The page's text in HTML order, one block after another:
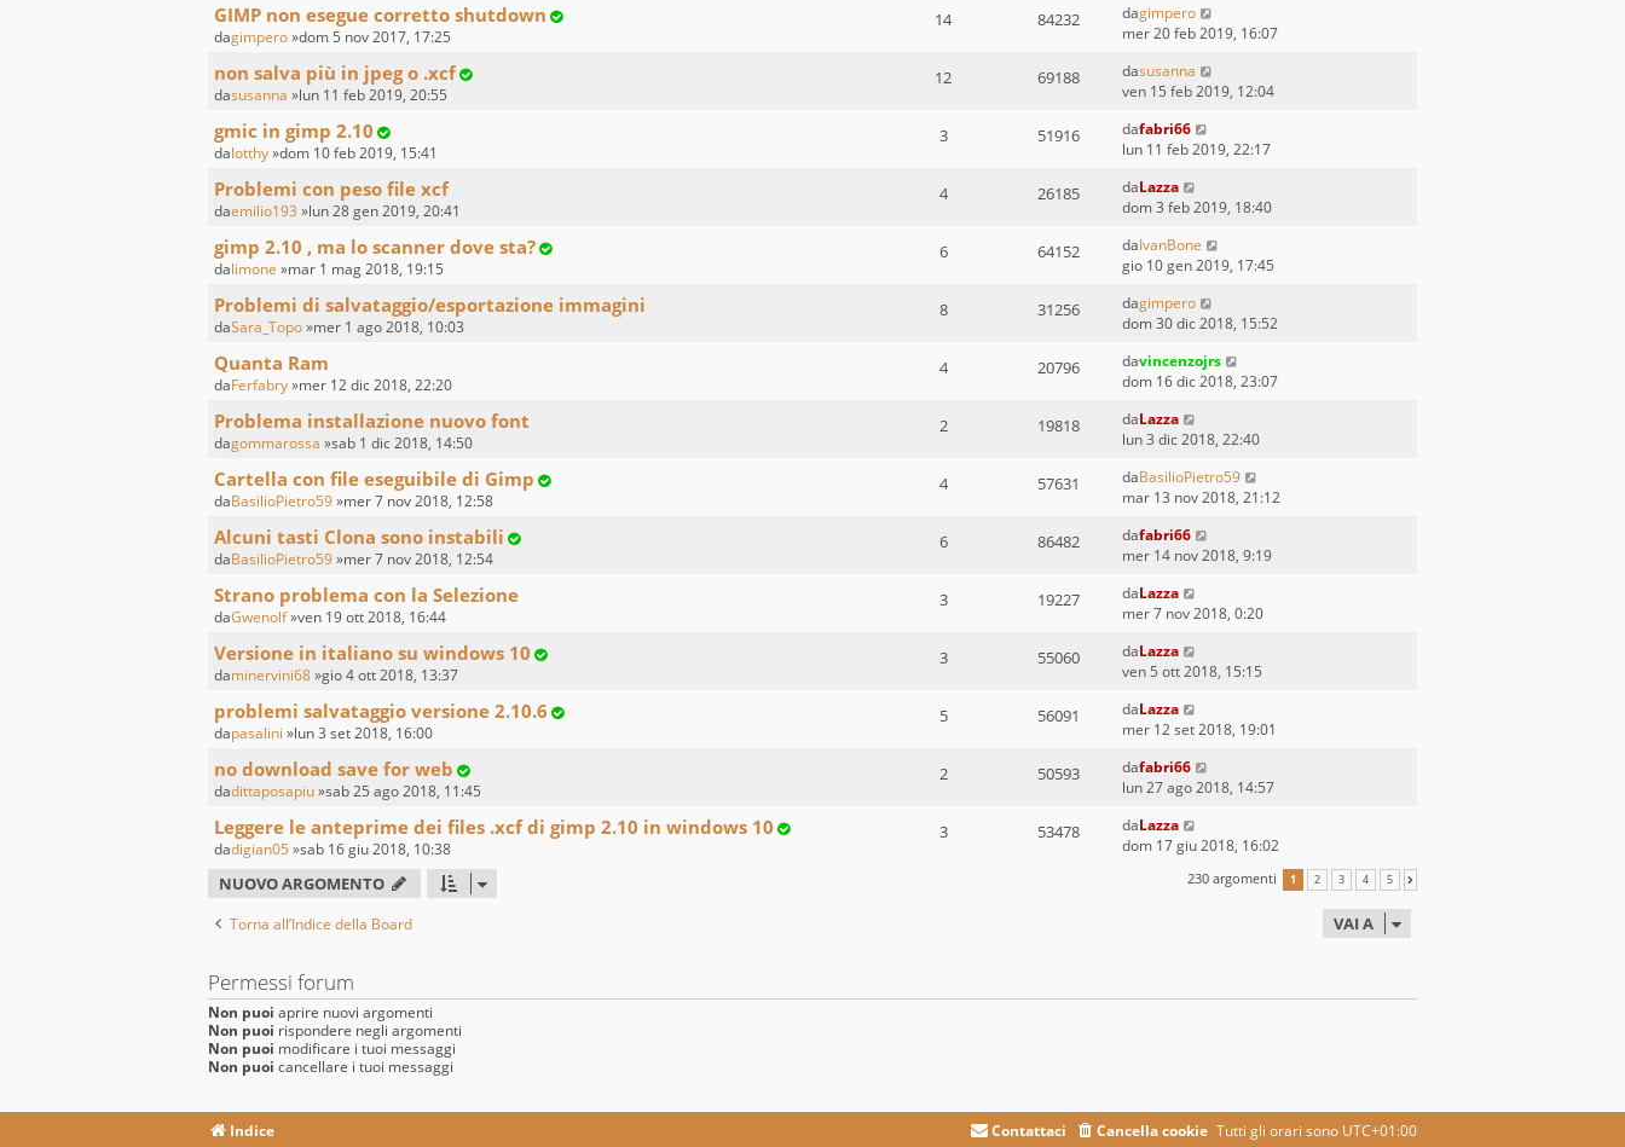
GIMP non esegue corretto shutdown
dagimpero»dom 5 nov 2017, 17:25
14 84232 dagimpero
mer 20 feb 2019, 16:07
non salva più in jpeg o .xcf
dasusanna »lun 11 feb 2019, 20:55
12 69188 dasusanna
ven 15 feb 2019, 12:04
gmic in gimp 2.10
dalotthy»dom 10 feb 2019, 15:41
3 51916 dafabri66
lun 11 feb 2019, 22:17
Problemi con peso file xcf
daemilio193 »lun 28 gen 2019, 20:41
4 26185 daLazza
dom 3 feb 2019, 18:40
gimp 2.10 , ma lo scanner dove sta?
dalimone »mar 1 mag 2018, 19:15
6 64152 daIvanBone
gio 10 gen 2019, 17:45
Problemi di salvataggio/esportazione immagini
daSara_Topo»mer 1 ago 2018, 10:03
8 31256 dagimpero
dom 30 dic 2018, 15:52
Quanta Ram
daFerfabry»mer 12 dic 2018, 22:20
4 20796 davincenzojrs
dom 16 dic 2018, 23:07
Problema installazione nuovo font
dagommarossa »sab 1 dic 2018, 14:50
2 19818 daLazza
lun 3 dic 2018, 22:40
Cartella con file eseguibile di Gimp
daBasilioPietro59»mer 7 nov 2018, 12:58
4 57631 daBasilioPietro59
mar 13 nov 2018, 21:12
Alcuni tasti Clona sono instabili
daBasilioPietro59»mer 7 nov 2018, 12:54
6 86482 dafabri66
mer 14 nov 2018, 9:19
Strano problema con la Selezione
daGwenolf»ven 19 ott 2018, 16:44
3 19227 daLazza
mer 7 nov 2018, 0:20
Versione in italiano su windows 10
daminervini68»gio 4 ott 2018, 13:37
3 55060 daLazza
ven 5 ott 2018, 15:15
problemi salvataggio versione 2.10.6
dapasalini »lun 3 set 2018, 16:00
5 56091 daLazza
mer 12 set 2018, 19:01
no download save for web
dadittaposapiu»sab 25 ago 2018, 11:45
2 50593 dafabri66
lun 27 ago 2018, 14:57
Leggere le anteprime dei files .xcf di gimp 2.10 in windows 10
dadigian05 »sab 16 giu 2018, 10:38
3 53478 daLazza
dom 17 giu 2018, 16:02
NUOVO ARGOMENTO 230 argomenti 1 2 3 4 5
Torna all’Indice della Board VAI A
Permessi forum
Non puoi aprire nuovi argomenti
Non puoi rispondere negli argomenti
Non puoi modificare i tuoi messaggi
Non puoi cancellare i tuoi messaggi
Indice Tutti gli orari sono UTC+01:00
Cancella cookie
Contattaci